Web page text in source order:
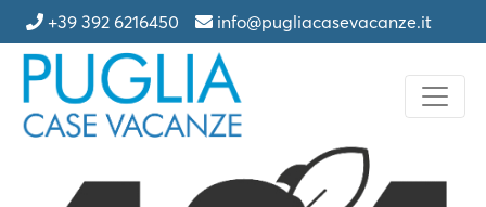
+39 392 6216450 info@pugliacasevacanze.it